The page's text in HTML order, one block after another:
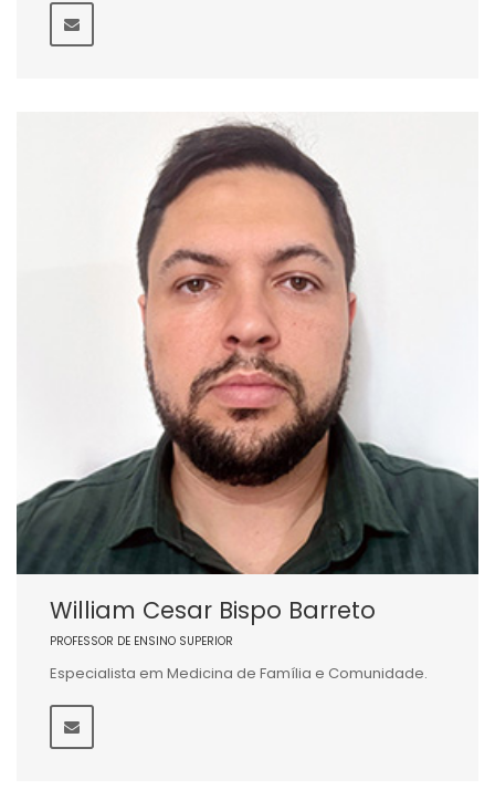
William Cesar Bispo Barreto
PROFESSOR DE ENSINO SUPERIOR
Especialista em Medicina de Família e Comunidade.